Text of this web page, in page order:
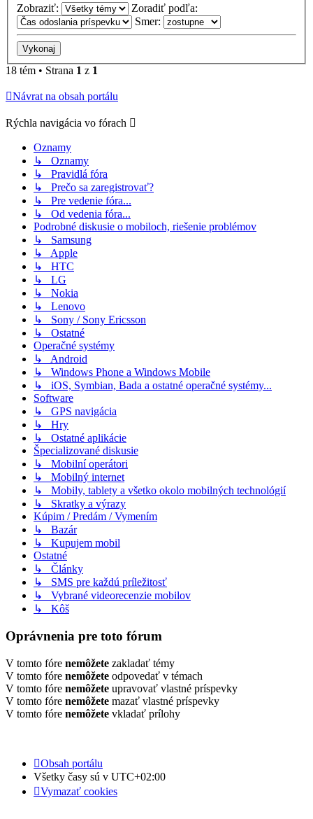
Zobraziť:
Zoradiť podľa:
Smer:
18 tém • Strana 1 z 1
Návrat na obsah portálu
Rýchla navigácia vo fórach
Oznamy
↳ Oznamy
↳ Pravidlá fóra
↳ Prečo sa zaregistrovať?
↳ Pre vedenie fóra...
↳ Od vedenia fóra...
Podrobné diskusie o mobiloch, riešenie problémov
↳ Samsung
↳ Apple
↳ HTC
↳ LG
↳ Nokia
↳ Lenovo
↳ Sony / Sony Ericsson
↳ Ostatné
Operačné systémy
↳ Android
↳ Windows Phone a Windows Mobile
↳ iOS, Symbian, Bada a ostatné operačné systémy...
Software
↳ GPS navigácia
↳ Hry
↳ Ostatné aplikácie
Špecializované diskusie
↳ Mobilní operátori
↳ Mobilný internet
↳ Mobily, tablety a všetko okolo mobilných technológií
↳ Skratky a výrazy
Kúpim / Predám / Vymením
↳ Bazár
↳ Kupujem mobil
Ostatné
↳ Články
↳ SMS pre každú príležitosť
↳ Vybrané videorecenzie mobilov
↳ Kôš
Oprávnenia pre toto fórum
V tomto fóre nemôžete zakladať témy
V tomto fóre nemôžete odpovedať v témach
V tomto fóre nemôžete upravovať vlastné príspevky
V tomto fóre nemôžete mazať vlastné príspevky
V tomto fóre nemôžete vkladať prílohy
Obsah portálu
Všetky časy sú v UTC+02:00
Vymazať cookies